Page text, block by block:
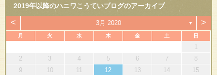
2019年以降のハニワこうていブログのアーカイブ
< 3月 2020 ▼ >
月 火 水 木 金 土 日
1
2
3 4 5 6 7
8
9
10 11 12 13 14
15